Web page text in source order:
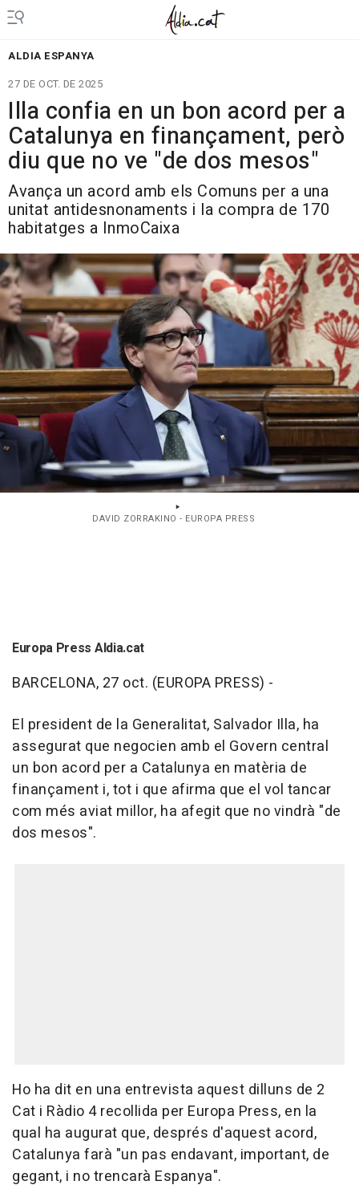
ALDIA ESPANYA
27 DE OCT. DE 2025
Illa confia en un bon acord per a
Catalunya en finançament, però
diu que no ve "de dos mesos"
Avança un acord amb els Comuns per a una
unitat antidesnonaments i la compra de 170
habitatges a InmoCaixa
DAVID ZORRAKINO - EUROPA PRESS
Europa Press Aldia.cat
BARCELONA, 27 oct. (EUROPA PRESS) -
El president de la Generalitat, Salvador Illa, ha
assegurat que negocien amb el Govern central
un bon acord per a Catalunya en matèria de
finançament i, tot i que afirma que el vol tancar
com més aviat millor, ha afegit que no vindrà "de
dos mesos".
Ho ha dit en una entrevista aquest dilluns de 2
Cat i Ràdio 4 recollida per Europa Press, en la
qual ha augurat que, després d'aquest acord,
Catalunya farà "un pas endavant, important, de
gegant, i no trencarà Espanya".